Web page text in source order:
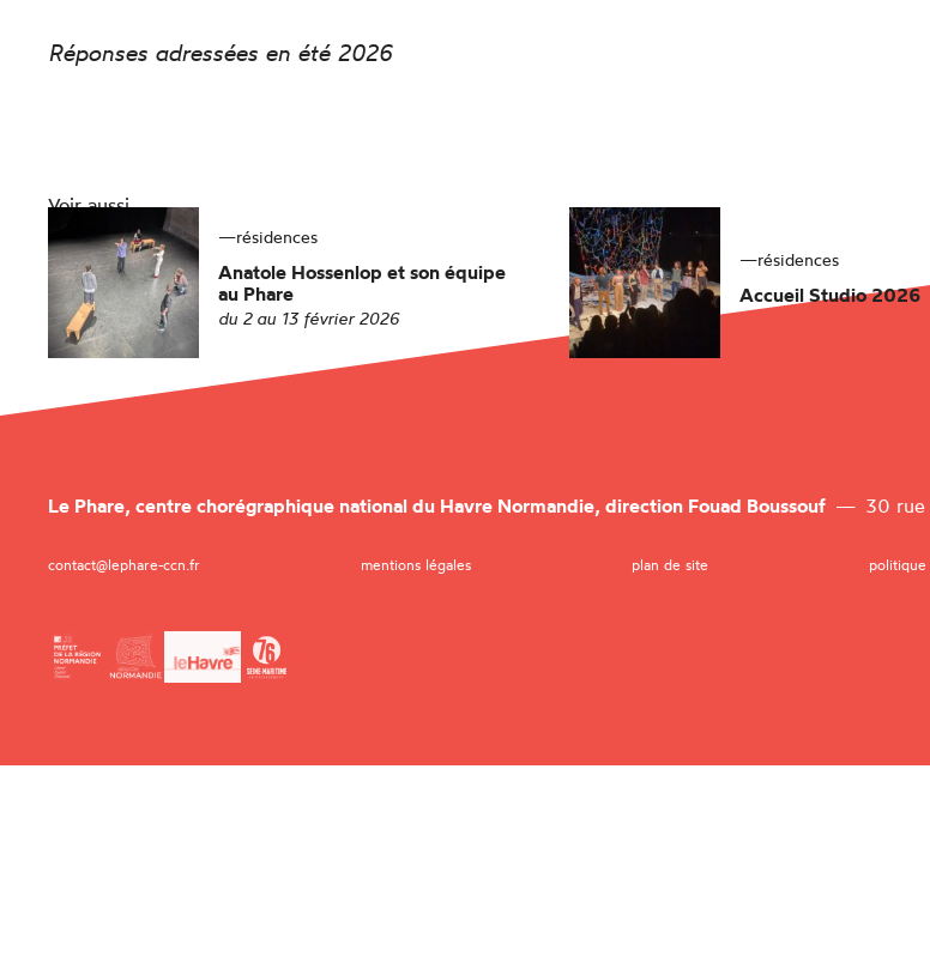
Réponses adressées en été 2026
Voir aussi
—résidences
Anatole Hossenlop et son équipe
au Phare
du 2 au 13 février 2026
—résidences
Accueil Studio 2026
Le Phare, centre chorégraphique national du Havre Normandie, direction Fouad Boussouf — 30 rue
contact@lephare-ccn.fr mentions légales plan de site